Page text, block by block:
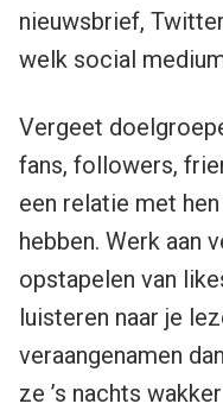
nieuwsbrief,
welk social
Vergeet
fans, followers,
een relatie met
hebben. Werk aan
opstapelen van
luisteren naar je
veraangenamen
ze ’s nachts